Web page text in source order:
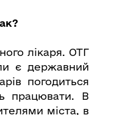
лікаря. ОТГ
є державний
погодиться
працювати. В
міста, в